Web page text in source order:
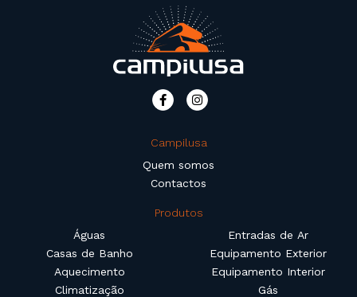
Campilusa
Quem somos
Contactos
Produtos
Águas
Casas de Banho
Aquecimento
Climatização
Entradas de Ar
Equipamento Exterior
Equipamento Interior
Gás